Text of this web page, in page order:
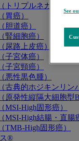
トリプルネガティブ
胃癌）
胆道癌）
腎細胞癌）
尿路上皮癌）
子宮体癌）
子宮頸癌）
悪性黒色腫）
古典的ホジキンリン
原発性縦隔大細胞型
High固形癌）
MSI-High結腸・直腸
TMB-High固形癌）
®
See